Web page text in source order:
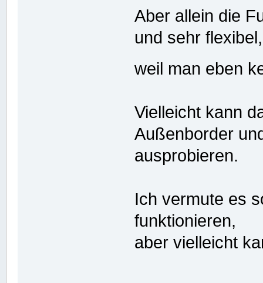
Aber allein die
und sehr flexibel,
weil man eben
Vielleicht kann
Außenborder
ausprobieren.
Ich vermute es
funktionieren,
aber vielleicht